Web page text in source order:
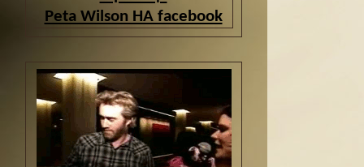
Peta Wilson НА facebook